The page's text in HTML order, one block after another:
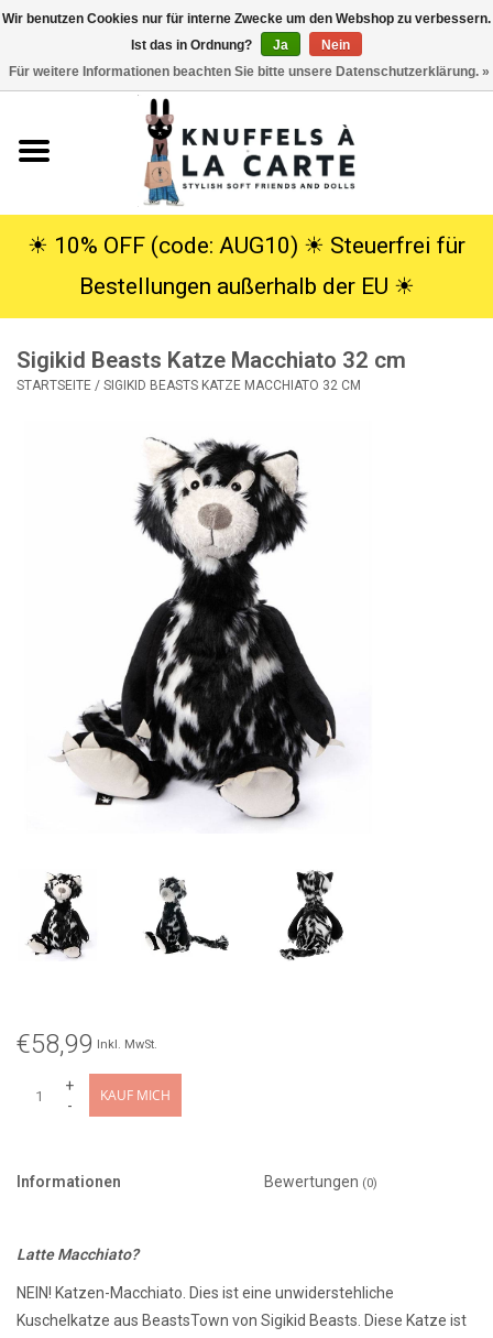
Kuscheltiere
SALE
☀︎ 10% OFF (code: AUG10) ☀︎ Steuerfrei für
Bestellungen außerhalb der EU ☀︎
Sigikid Beasts Katze Macchiato 32 cm
STARTSEITE / SIGIKID BEASTS KATZE MACCHIATO 32 CM
€58,99 Inkl. MwSt.
+
-
KAUF MICH
Informationen Bewertungen (0)
Latte Macchiato?
NEIN! Katzen-Macchiato. Dies ist eine unwiderstehliche
Kuschelkatze aus BeastsTown von Sigikid Beasts. Diese Katze ist
Wir benutzen Cookies nur für interne Zwecke um den Webshop zu verbessern.
Ist das in Ordnung?
Ja
Nein
Für weitere Informationen beachten Sie bitte unsere Datenschutzerklärung. »